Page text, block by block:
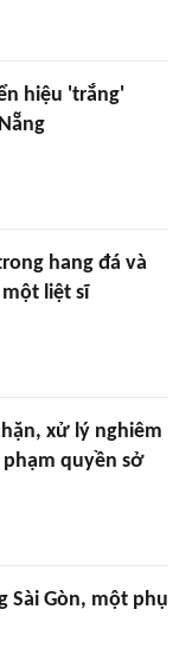
hiệu 'trắng'
hang đá và
liệt sĩ
xử lý nghiêm
quyền sở
Sài Gòn, một phụ